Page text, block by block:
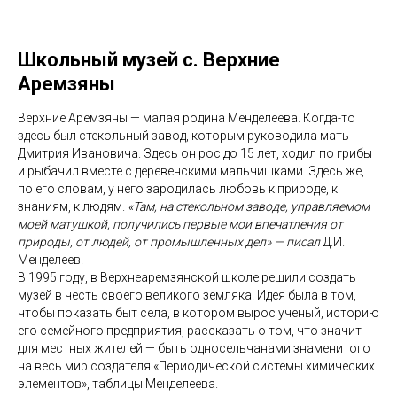
Школьный музей с. Верхние
Аремзяны
Верхние Аремзяны — малая родина Менделеева. Когда-то
здесь был стекольный завод, которым руководила мать
Дмитрия Ивановича. Здесь он рос до 15 лет, ходил по грибы
и рыбачил вместе с деревенскими мальчишками. Здесь же,
по его словам, у него зародилась любовь к природе, к
знаниям, к людям. «Там, на стекольном заводе, управляемом
моей матушкой, получились первые мои впечатления от
природы, от людей, от промышленных дел» — писалД.И.
Менделеев.
В 1995 году, в Верхнеаремзянской школе решили создать
музей в честь своего великого земляка. Идея была в том,
чтобы показать быт села, в котором вырос ученый, историю
его семейного предприятия, рассказать о том, что значит
для местных жителей — быть односельчанами знаменитого
на весь мир создателя «Периодической системы химических
элементов», таблицы Менделеева.